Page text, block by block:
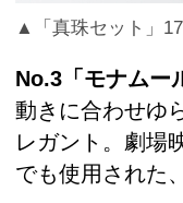
▲「真珠セット」
No.3「モナムー
動きに合わせゆ
レガント。劇場
でも使用された